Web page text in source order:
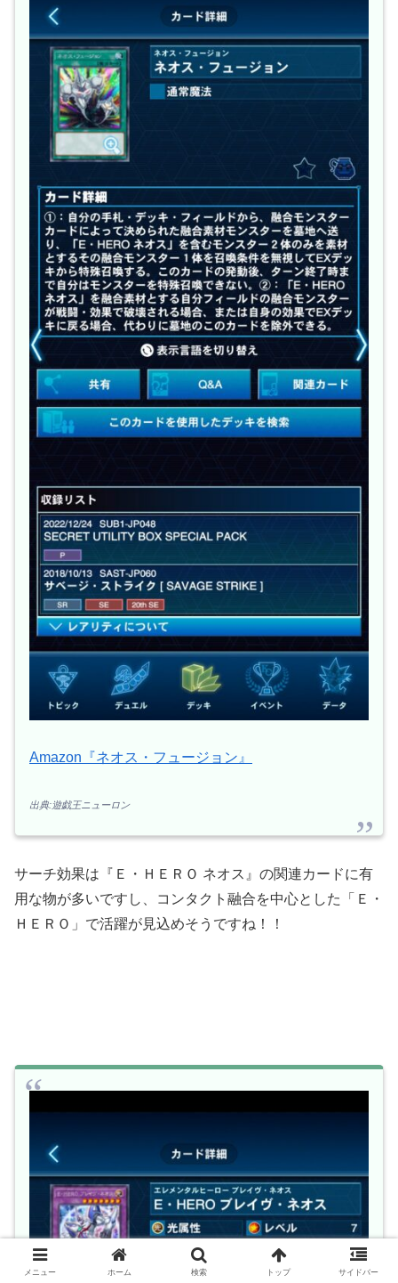
Amazon『ネオス・フュージョン』
出典:遊戯王ニューロン
サーチ効果は『Ｅ・ＨＥＲＯ ネオス』の関連カードに有
用な物が多いですし、コンタクト融合を中心とした「Ｅ・
ＨＥＲＯ」で活躍が見込めそうですね！！
メニュー ホーム 検索 トップ サイドバー